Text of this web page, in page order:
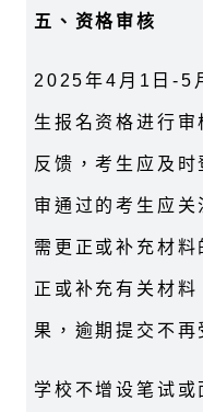
五、资格审核
2025年4月1日-5
生报名资格进行
反馈，考生应及
审通过的考生应
需更正或补充材
正或补充有关材
果，逾期提交不再
学校不增设笔试或